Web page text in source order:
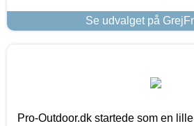
Se udvalget på
Pro-Outdoor.dk startede som en